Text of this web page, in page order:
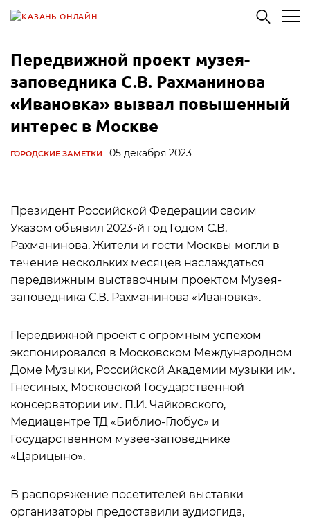
Передвижной проект музея-
заповедника С.В. Рахманинова
«Ивановка» вызвал повышенный
интерес в Москве
ГОРОДСКИЕ ЗАМЕТКИ 05 декабря 2023
Президент Российской Федерации своим
Указом объявил 2023-й год Годом С.В.
Рахманинова. Жители и гости Москвы могли в
течение нескольких месяцев наслаждаться
передвижным выставочным проектом Музея-
заповедника С.В. Рахманинова «Ивановка».
Передвижной проект с огромным успехом
экспонировался в Московском Международном
Доме Музыки, Российской Академии музыки им.
Гнесиных, Московской Государственной
консерватории им. П.И. Чайковского,
Медиацентре ТД «Библио-Глобус» и
Государственном музее-заповеднике
«Царицыно».
В распоряжение посетителей выставки
организаторы предоставили аудиогида,